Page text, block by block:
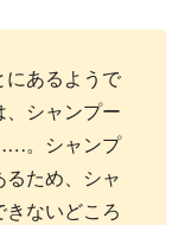
あるようで
シャンプー
。シャンプ
ため、シャ
ないどころ